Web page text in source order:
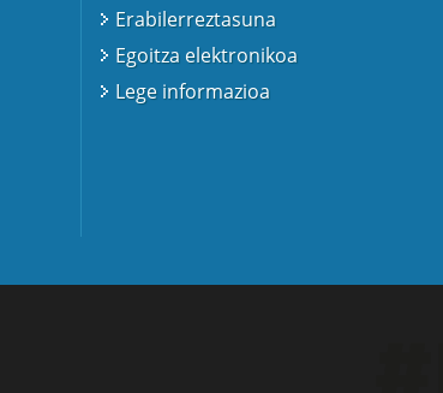
Erabilerreztasuna
Egoitza elektronikoa
Lege informazioa